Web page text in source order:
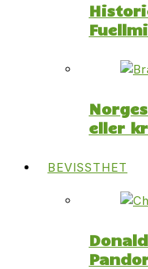
eller
BEVISSTHET